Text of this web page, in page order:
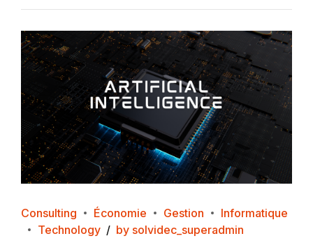
Consulting Économie Gestion
Informatique
Technology
by solvidec_superadmin